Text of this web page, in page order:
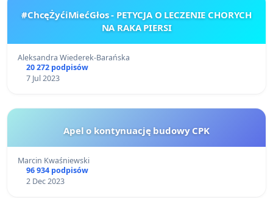
#ChcęŻyćiMiećGłos - PETYCJA O LECZENIE CHORYCH
NA RAKA PIERSI
Aleksandra Wiederek-Barańska
20 272 podpisów
7 Jul 2023
Apel o kontynuację budowy CPK
Marcin Kwaśniewski
96 934 podpisów
2 Dec 2023